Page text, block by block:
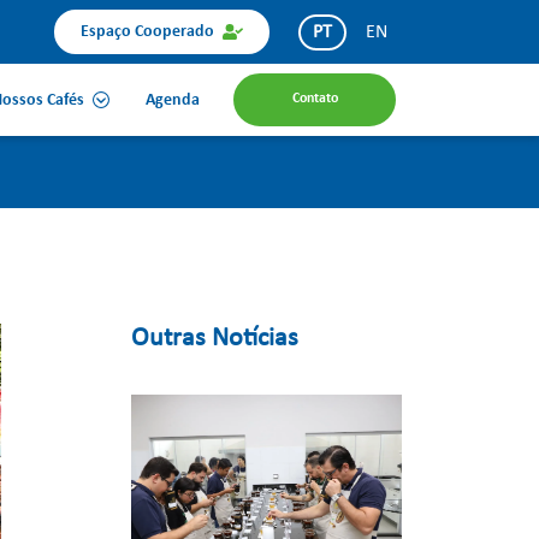
Espaço Cooperado PT EN
Cafés Agenda Contato
Outras Notícias